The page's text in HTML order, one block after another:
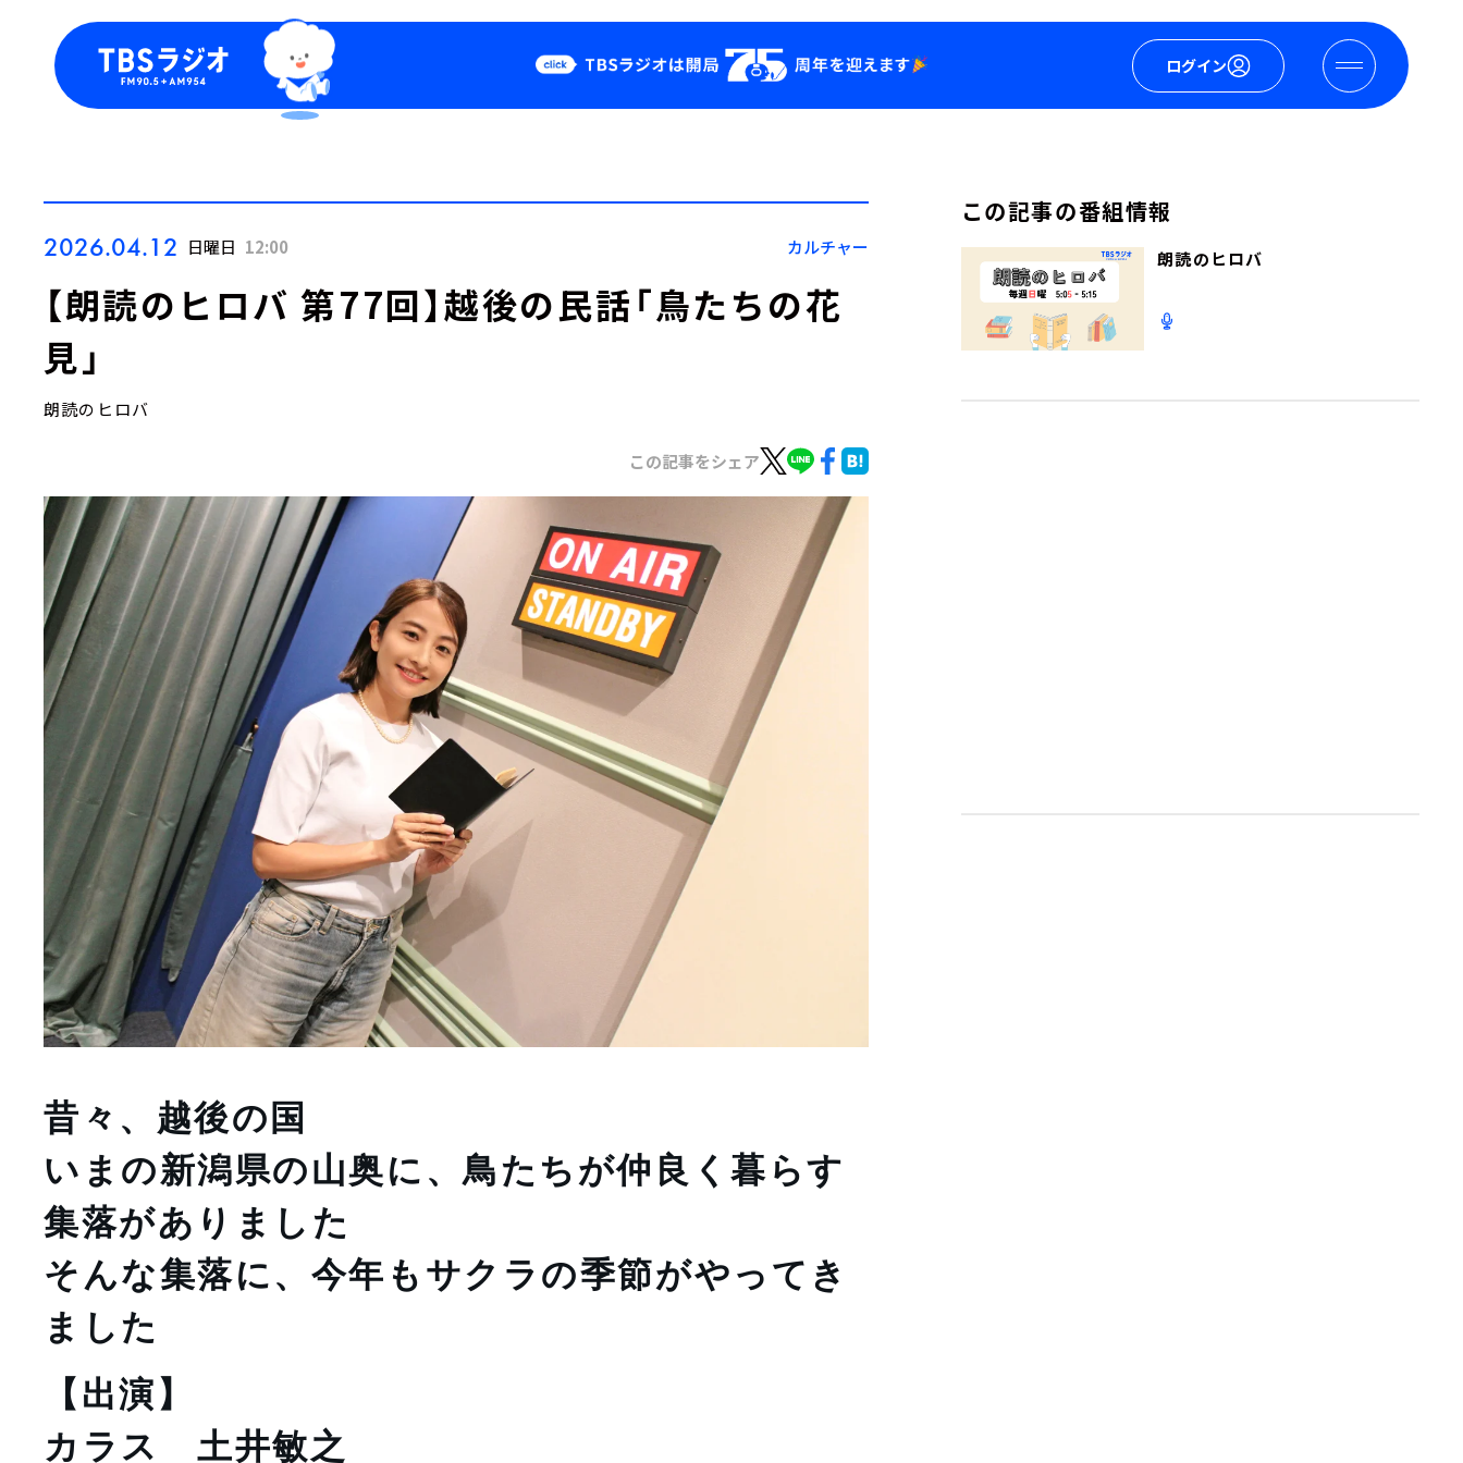
ログイン
Podcast
YouTube
2026.04.12 日曜日 12:00 カルチャー
【朗読のヒロバ 第77回】越後の民話「鳥たちの花
見」
朗読のヒロバ
この記事をシェア
昔々、越後の国
いまの新潟県の山奥に、鳥たちが仲良く暮らす
集落がありました
そんな集落に、今年もサクラの季節がやってき
ました
【出演】
カラス　土井敏之
この記事の番組情報
朗読のヒロバ